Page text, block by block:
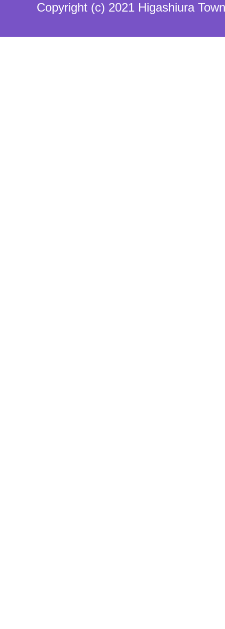
Copyright (c) 2021 Higashiura